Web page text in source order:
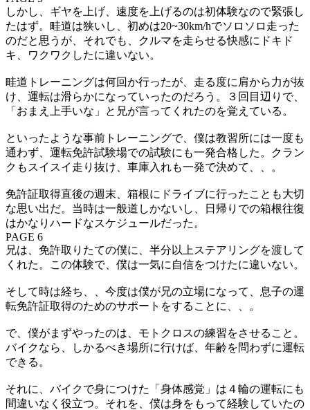
しかし、ギヤを上げ、速度を上げるのは初体験なので緊張し
たはず。畦道は狭いし、初めは20~30km/hでソロソロ走った
のだと思うが、それでも、クルマを走らせる快感にドキド
キ、ワクワクしたに違いない。
畦道トレーニングは何回か行ったが、走る度に肩から力が抜
け、運転は滑らかになっていったのだろう。３回目辺りで、
「おまえ上手いな」と兄が言ってくれたのを覚えている。
といったような事前トレーニングで、僕は教習所には一度も
通わず、運転免許試験場での試験にも一発合格した。クラン
クもスイスイ走り抜け、車庫入れも一発で決めて、、。
免許証取得直後の週末、箱根にドライブに行ったことも大切
な思い出だ。当時は一般道しかないし、日帰りでの箱根往復
はかなりハードなスケジュールだった。
PAGE 6
兄は、免許取りたての僕に、半分以上ステアリングを渡して
くれた。この体験で、僕は一気に自信をつけたに違いない。
そして時は経ち、、今度は僕が兄の立場になって、息子の運
転免許証取得のためのサポートをすることに、、。
で、僕がまずやったのは、モトクロスの練習をさせること。
バイクなら、しかるべき場所に行けば、年齢を問わずに運転
できる。
それに、バイクで身につけた「身体感覚」は４輪の運転にも
間違いなく役立つ。それを、僕は身をもって経験していたの